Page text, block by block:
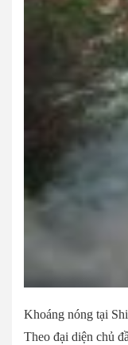
Khoáng nóng tại
Theo đại diện chủ